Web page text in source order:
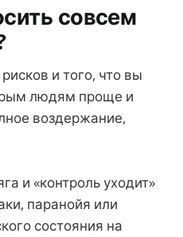
совсем
и того, что вы
людям проще и
воздержание,
и «контроль уходит»
паранойя или
состояния на